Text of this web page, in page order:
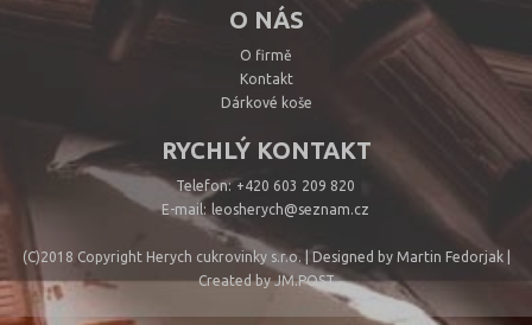
O NÁS
O firmě
Kontakt
Dárkové koše
RYCHLÝ KONTAKT
Telefon: +420 603 209 820
E-mail: leosherych@seznam.cz
(C)2018 Copyright Herych cukrovinky s.r.o. | Designed by Martin Fedorjak |
Created by JM.POST